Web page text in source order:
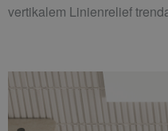
vertikalem Linienrelief